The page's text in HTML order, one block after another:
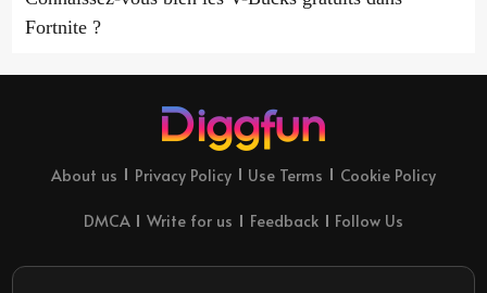
Fortnite ?
About us Privacy Policy Use Terms Cookie Policy
DMCA Write for us Feedback Follow Us